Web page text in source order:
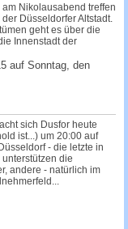
Nikolausabend treffen
Düsseldorfer Altstadt.
geht es über die
Innenstadt der
auf Sonntag, den
sich Dusfor heute
ist...) um 20:00 auf
- die letzte in
die
andere - natürlich im